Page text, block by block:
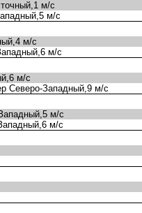
м/с
м/с
м/с
м/с
м/с
Северо-Западный,9 м/с
м/с
м/с